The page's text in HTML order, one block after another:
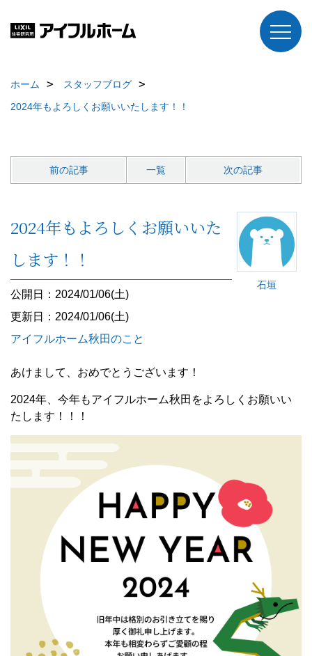
ホーム
スタッフブログ
2024年もよろしくお願いいたします！！
前の記事 一覧 次の記事
石垣
2024年もよろしくお願いいた
します！！
公開日：2024/01/06(土)
更新日：2024/01/06(土)
アイフルホーム秋田のこと
あけまして、おめでとうございます！
2024年、今年もアイフルホーム秋田をよろしくお願いい
たします！！！